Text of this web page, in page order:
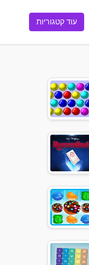
עוד קטגוריות